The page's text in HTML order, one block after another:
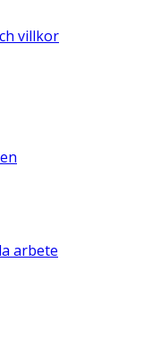
villkor
arbete